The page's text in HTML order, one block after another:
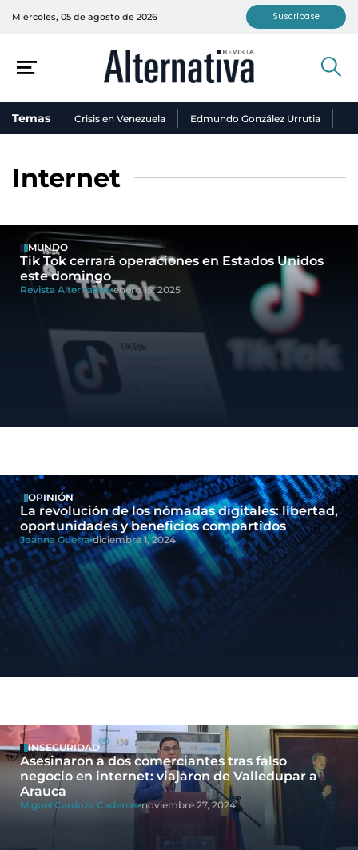
Miércoles, 05 de agosto de 2026 Suscríbase
Temas Crisis en Venezuela Edmundo González Urrutia
Internet
MUNDO
Tik Tok cerrará operaciones en Estados Unidos
este domingo
Revista Alternativa enero 15, 2025
OPINIÓN
La revolución de los nómadas digitales: libertad,
oportunidades y beneficios compartidos
Joanna Guerra diciembre 1, 2024
INSEGURIDAD
Asesinaron a dos comerciantes tras falso
negocio en internet: viajaron de Valledupar a
Arauca
Miguel Cardoza Cadenas noviembre 27, 2024